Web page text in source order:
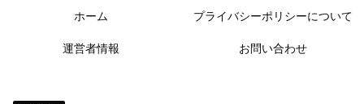
ホーム プライバシーポリシーについて
運営者情報 お問い合わせ